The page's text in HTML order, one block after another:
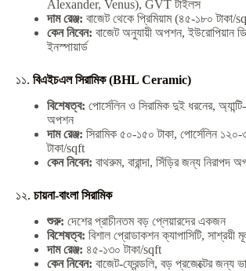
Alexander, Venus), GVT টাইলস
দাম রেঞ্জ: বাজেট থেকে প্রিমিয়াম (৪৫-১৮০ টাকা/
কেন নিবেন: বাজেট অনুযায়ী অপশন, ইউরোপিয়ান
ইনস্পায়ার্ড
১১. বিএইচএল সিরামিক (BHL Ceramic)
বিশেষত্ব: পোর্সেলিন ও সিরামিক দুই ধরনের,
অপশন
দাম রেঞ্জ: সিরামিক ৫০-১৫০ টাকা, পোর্সেলিন
টাকা/sqft
কেন নিবেন: বাথরুম, বারান্দা, সিঁড়ির জন্য নিরাপদ
১২. চায়না-বাংলা সিরামিক
শুরু: দেশের প্রাচীনতম বড় প্লেয়ারদের একজন
বিশেষত্ব: বিশাল প্রোডাকশন ক্যাপাসিটি, সাশ্রয়ী
দাম রেঞ্জ: ৪৫-১৩০ টাকা/sqft
কেন নিবেন: বাজেট-ফ্রেন্ডলি, বড় প্রজেক্টের জন্য